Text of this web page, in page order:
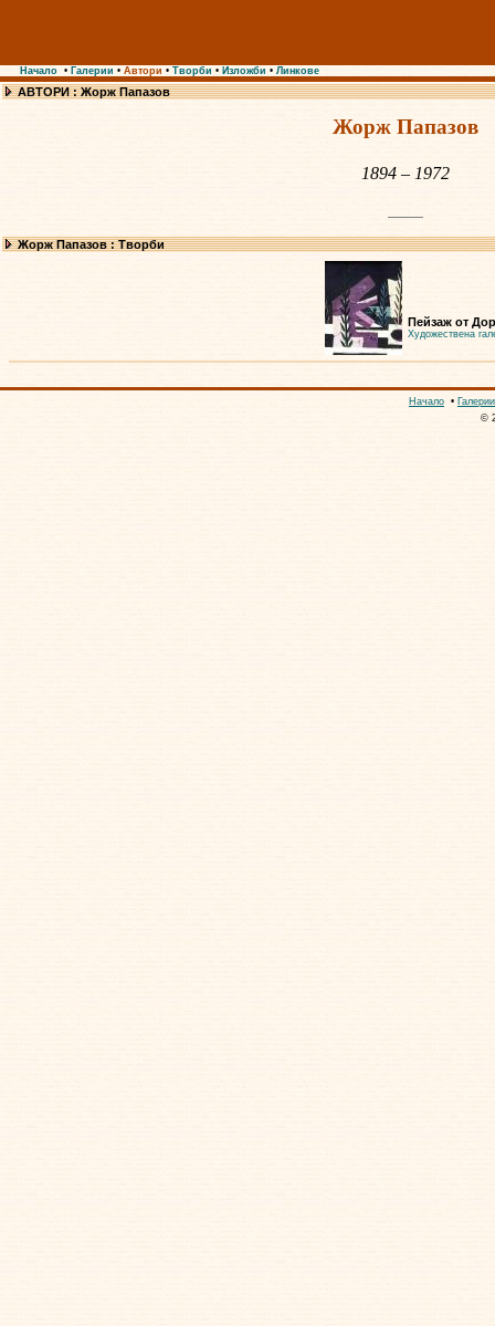
Начало • Галерии • Автори • Творби • Изложби • Линкове
АВТОРИ : Жорж Папазов
Жорж Папазов
1894 – 1972
Жорж Папазов : Творби
Пейзаж от
Художествена
Начало • Галерии
©